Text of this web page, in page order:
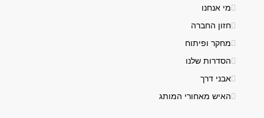
מי אנחנו
חזון החברה
מחקר ופיתוח
הסדרות שלנו
אבני דרך
האיש מאחורי המותג